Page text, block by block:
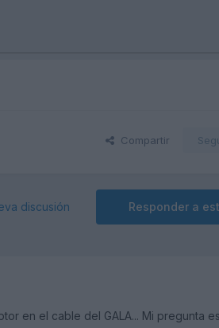
Compartir
Responder a
discusión
en el cable del GALA... Mi pregunta